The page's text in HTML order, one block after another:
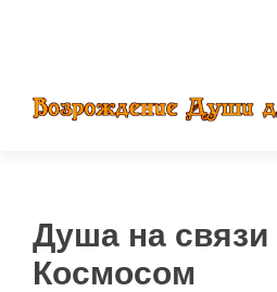
Душа на связи
Космосом